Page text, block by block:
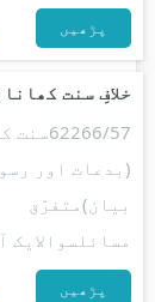
پڑھیں
خلافِ سنت
62266/
(بدعات اور
بیان)متفرّق
مسائلسوالایک
پڑھیں